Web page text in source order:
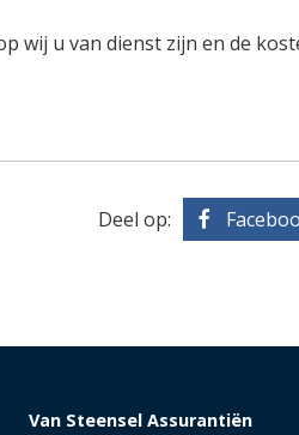
wij u van dienst zijn en de
Deel op:
Van Steensel Assurantiën